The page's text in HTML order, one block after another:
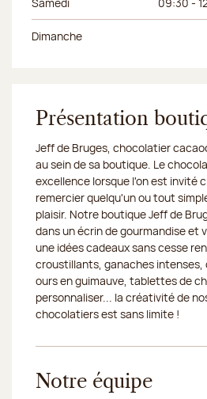
Dimanche
Présentation
Jeff de Bruges, chocolatier
au sein de sa boutique. Le
excellence lorsque l'on est invité
remercier quelqu'un ou tout
plaisir. Notre boutique Jeff de
dans un écrin de gourmandise et
une idées cadeaux sans cesse
croustillants, ganaches intenses,
ours en guimauve, tablettes de
personnaliser... la créativité de
chocolatiers est sans limite !
Notre équipe